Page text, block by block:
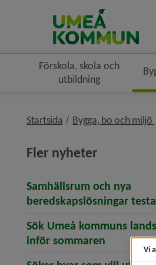
Förskola, skola och
utbildning
Startsida Bygga, bo och miljö
Fler nyheter
Samhällsrum och nya
beredskapslösningar
Sök Umeå kommuns
inför sommaren (öppnar
Vi